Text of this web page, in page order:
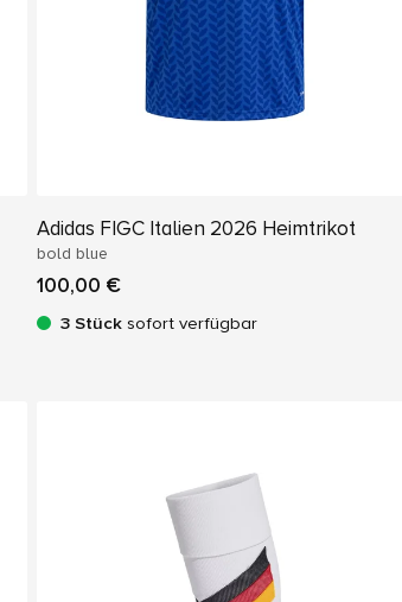
Adidas FIGC Italien 2026 Heimtrikot
bold blue
100,00 €
3 Stück sofort verfügbar